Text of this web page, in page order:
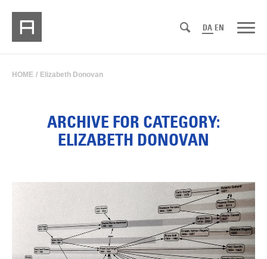
DA EN
HOME / Elizabeth Donovan
ARCHIVE FOR CATEGORY:
ELIZABETH DONOVAN